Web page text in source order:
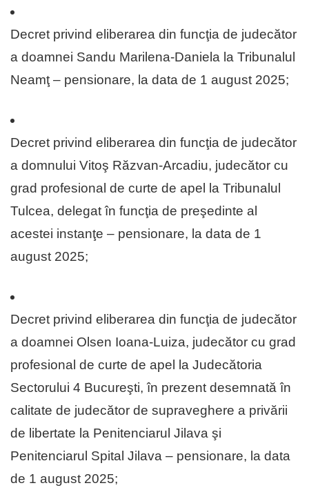
Decret privind eliberarea din funcţia de judecător
a doamnei Sandu Marilena-Daniela la Tribunalul
Neamţ – pensionare, la data de 1 august 2025;
Decret privind eliberarea din funcţia de judecător
a domnului Vitoş Răzvan-Arcadiu, judecător cu
grad profesional de curte de apel la Tribunalul
Tulcea, delegat în funcţia de preşedinte al
acestei instanţe – pensionare, la data de 1
august 2025;
Decret privind eliberarea din funcţia de judecător
a doamnei Olsen Ioana-Luiza, judecător cu grad
profesional de curte de apel la Judecătoria
Sectorului 4 Bucureşti, în prezent desemnată în
calitate de judecător de supraveghere a privării
de libertate la Penitenciarul Jilava şi
Penitenciarul Spital Jilava – pensionare, la data
de 1 august 2025;